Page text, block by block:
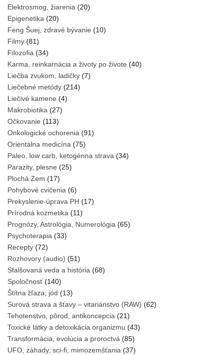
Elektrosmog, žiarenia (20)
Epigenetika (20)
Feng Šuej, zdravé bývanie (10)
Filmy (81)
Filozofia (34)
Karma, reinkarnácia a životy po živote (40)
Liečba zvukom, ladičky (7)
Liečebné metódy (214)
Liečivé kamene (4)
Makrobiotika (27)
Očkovanie (113)
Onkologické ochorenia (91)
Orientálna medicína (75)
Paleo, low carb, ketogénna strava (34)
Parazity, plesne (25)
Plochá Zem (17)
Pohybové cvičenia (6)
Prekyslenie-úprava PH (17)
Prírodná kozmetika (11)
Prognózy, Astrológia, Numerológia (65)
Psychoterapia (33)
Recepty (72)
Rozhovory (audio) (51)
Sfalšovaná veda a história (68)
Spoločnosť(140)
Štítna žľaza, jód (13)
Surová strava a šťavy – vitariánstvo (RAW) (62)
Tehotenstvo, pôrod, antikoncepcia (21)
Toxické látky a detoxikácia organizmu (43)
Transformácia, evolúcia a proroctvá (85)
UFO, záhady, sci-fi, mimozemšťania (37)